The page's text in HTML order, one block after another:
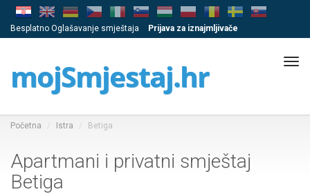
Besplatno Oglašavanje smještaja Prijava za iznajmljivače
mojSmjestaj.hr
Početna Istra Betiga
Apartmani i privatni smještaj
Betiga